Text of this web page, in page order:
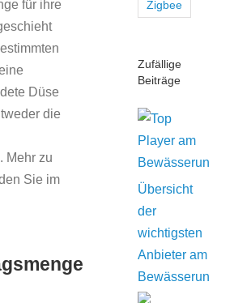
für ihre
Düse
die
Mehr zu
Sie im
Zigbee
Zufällige
Beiträge
Übersicht
der
wichtigsten
Anbieter am